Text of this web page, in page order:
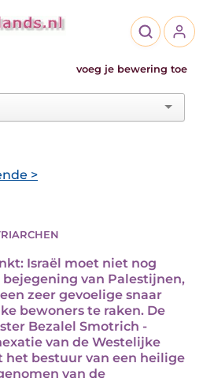
voeg je bewering toe
>
Israël moet niet nog
van Palestijnen,
zeer gevoelige snaar
bewoners te raken. De
Bezalel Smotrich -
van de Westelijke
het bestuur van een heilige
van de